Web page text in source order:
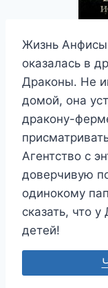
Жизнь
оказалась в
Драконы. Не
домой, она
дракону-
Агентство с
доверчивую
одинокому
сказать, что
детей!